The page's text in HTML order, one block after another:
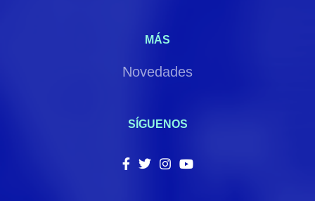
MÁS
Novedades
SÍGUENOS